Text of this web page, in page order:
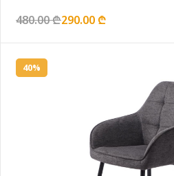
480.00 ₾290.00 ₾
40%